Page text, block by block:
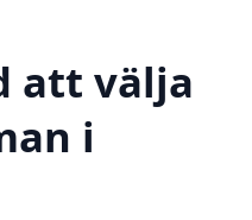
att välja
i